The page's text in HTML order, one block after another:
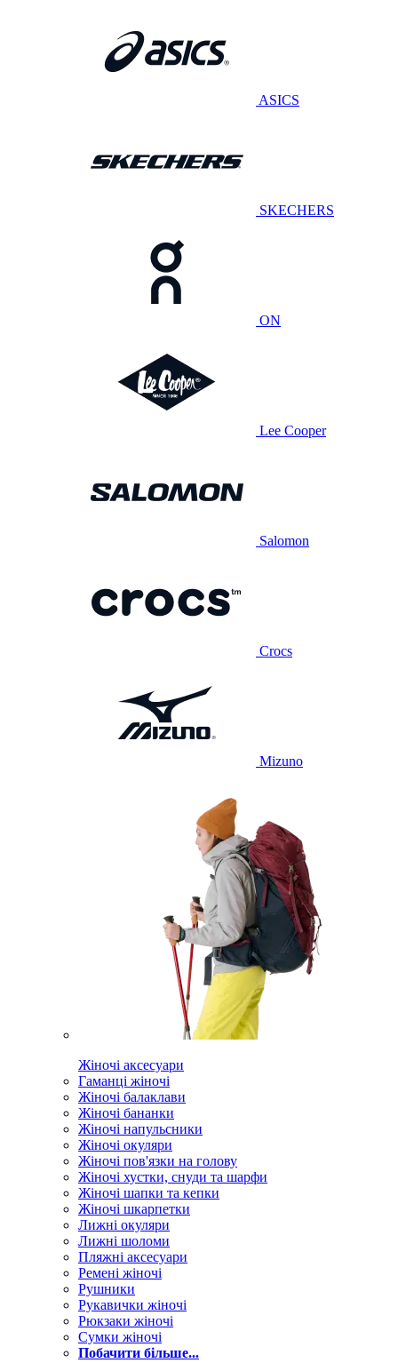
ASICS
SKECHERS
ON
Lee Cooper
Salomon
Crocs
Mizuno
Жіночі аксесуари
Гаманці жіночі
Жіночі балаклави
Жіночі бананки
Жіночі напульсники
Жіночі окуляри
Жіночі пов'язки на голову
Жіночі хустки, снуди та шарфи
Жіночі шапки та кепки
Жіночі шкарпетки
Лижні окуляри
Лижні шоломи
Пляжні аксесуари
Ремені жіночі
Рушники
Рукавички жіночі
Рюкзаки жіночі
Сумки жіночі
Побачити більше...